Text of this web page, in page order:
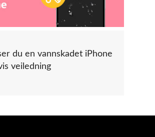
du en vannskadet iPhone
veiledning